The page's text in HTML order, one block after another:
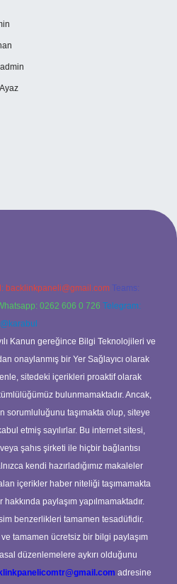
admin
Ayaz
backlinkpaneli@gmail.com Teams:
0262 606 0 726 Telegram:
@karabul
Kanun gereğince Bilgi Teknolojileri ve
onaylanmış bir Yer Sağlayıcı olarak
sitedeki içerikleri proaktif olarak
bulunmamaktadır. Ancak,
sorumluluğunu taşımakta olup, siteye
etmiş sayılırlar. Bu internet sitesi,
şahıs şirketi ile hiçbir bağlantısı
kendi hazırladığımız makaleler
içerikler haber niteliği taşımamakta
paylaşım yapılmamaktadır.
benzerlikleri tamamen tesadüfidir.
tamamen ücretsiz bir bilgi paylaşım
düzenlemelere aykırı olduğunu
adresine